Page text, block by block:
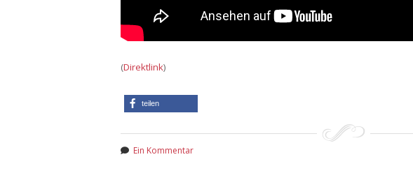
(Direktlink)
teilen
Ein Kommentar